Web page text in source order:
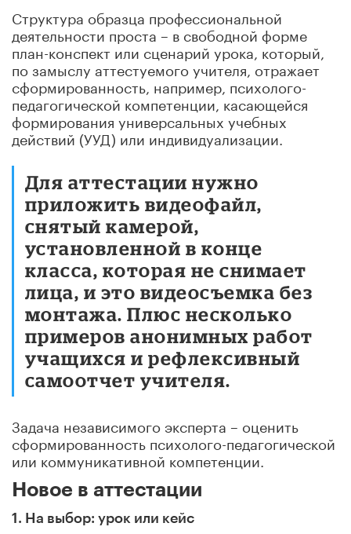
Структура образца профессиональной
деятельности проста – в свободной форме
план-конспект или сценарий урока, который,
по замыслу аттестуемого учителя, отражает
сформированность, например, психолого-
педагогической компетенции, касающейся
формирования универсальных учебных
действий (УУД) или индивидуализации.
Для аттестации нужно
приложить видеофайл,
снятый камерой,
установленной в конце
класса, которая не снимает
лица, и это видеосъемка без
монтажа. Плюс несколько
примеров анонимных работ
учащихся и рефлексивный
самоотчет учителя.
Задача независимого эксперта – оценить
сформированность психолого-педагогической
или коммуникативной компетенции.
Новое в аттестации
1. На выбор: урок или кейс